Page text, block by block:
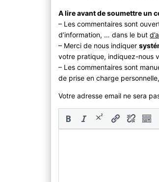
A lire avant de soumettre un
– Les commentaires sont
d’information, … dans le but
– Merci de nous indiquer
votre pratique, indiquez-nous
– Les commentaires sont
de prise en charge
Votre adresse email ne sera